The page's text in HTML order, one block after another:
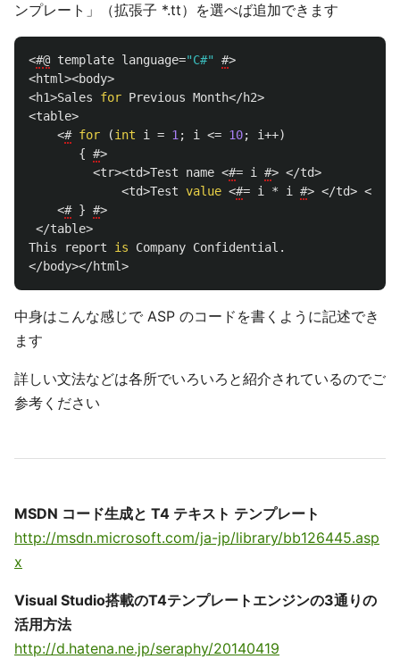
ンプレート」（拡張子 *.tt）を選べば追加できます
<#@ template language="C#" #>
<html><body>
<h1>Sales for Previous Month</h2>
<table>
<# for (int i = 1; i <= 10; i++)
{ #>
<tr><td>Test name <#= i #> </td>
<td>Test value <#= i * i #> </td> </
<# } #>
</table>
This
report is Company Confidential .
</body></html>
中身はこんな感じで ASP のコードを書くように記述でき
ます
詳しい文法などは各所でいろいろと紹介されているのでご
参考ください
MSDN コード生成と T4 テキスト テンプレート
http://msdn.microsoft.com/ja-jp/library/bb126445.asp
x
Visual Studio搭載のT4テンプレートエンジンの3通りの
活用方法
http://d.hatena.ne.jp/seraphy/20140419